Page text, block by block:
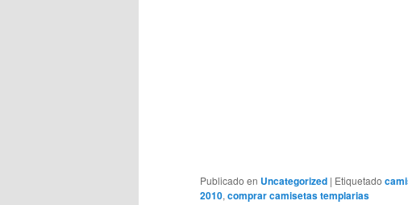
Publicado en Uncategorized | Etiquetado
2010, comprar camisetas templarias